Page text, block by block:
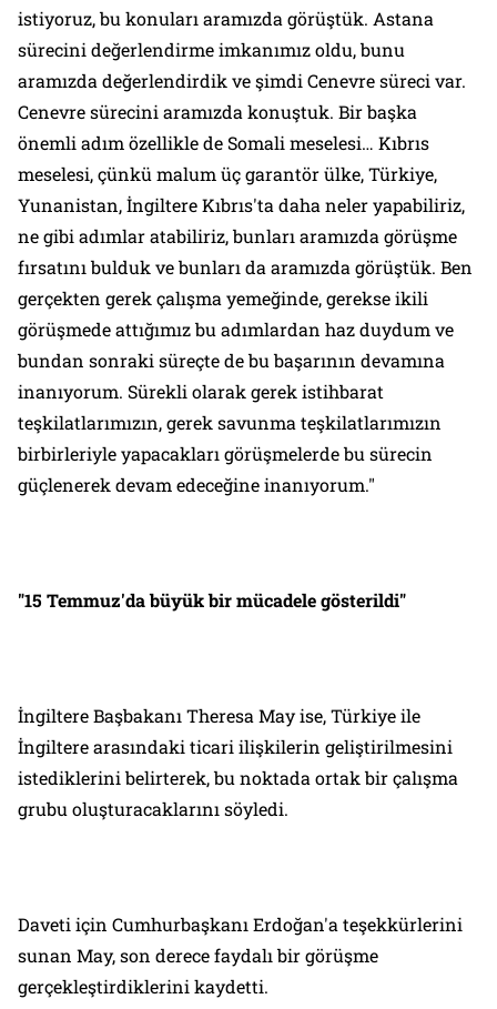
istiyoruz, bu konuları aramızda görüştük. Astana
sürecini değerlendirme imkanımız oldu, bunu
aramızda değerlendirdik ve şimdi Cenevre süreci var.
Cenevre sürecini aramızda konuştuk. Bir başka
önemli adım özellikle de Somali meselesi… Kıbrıs
meselesi, çünkü malum üç garantör ülke, Türkiye,
Yunanistan, İngiltere Kıbrıs'ta daha neler yapabiliriz,
ne gibi adımlar atabiliriz, bunları aramızda görüşme
fırsatını bulduk ve bunları da aramızda görüştük. Ben
gerçekten gerek çalışma yemeğinde, gerekse ikili
görüşmede attığımız bu adımlardan haz duydum ve
bundan sonraki süreçte de bu başarının devamına
inanıyorum. Sürekli olarak gerek istihbarat
teşkilatlarımızın, gerek savunma teşkilatlarımızın
birbirleriyle yapacakları görüşmelerde bu sürecin
güçlenerek devam edeceğine inanıyorum."
"15 Temmuz'da büyük bir mücadele gösterildi"
İngiltere Başbakanı Theresa May ise, Türkiye ile
İngiltere arasındaki ticari ilişkilerin geliştirilmesini
istediklerini belirterek, bu noktada ortak bir çalışma
grubu oluşturacaklarını söyledi.
Daveti için Cumhurbaşkanı Erdoğan'a teşekkürlerini
sunan May, son derece faydalı bir görüşme
gerçekleştirdiklerini kaydetti.